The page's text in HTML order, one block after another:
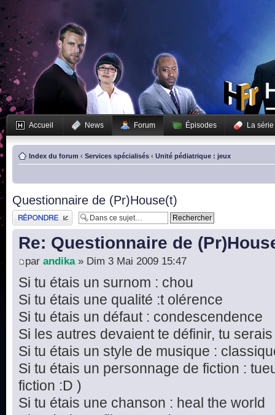
Accueil News Forum Épisodes La série
Index du forum ‹ Services spécialisés ‹ Unité pédiatrique : jeux
Questionnaire de (Pr)House(t)
Publier une réponse
Re: Questionnaire de
par andika» Dim 3 Mai 2009 15:47
Si tu étais un surnom : chou
Si tu étais une qualité :t olérence
Si tu étais un défaut : condescendence
Si les autres devaient te définir, tu
Si tu étais un style de musique :
Si tu étais un personnage de fiction :
fiction :D )
Si tu étais une chanson : heal the world